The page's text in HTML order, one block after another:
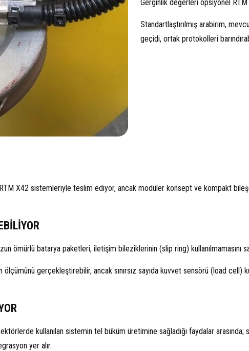
Gerginlik değerleri opsiyonel
Standartlaştırılmış arabirim,
geçidi, ortak protokolleri
RTM X42 sistemleriyle teslim ediyor, ancak modüler konsept ve kompakt
ömürlü batarya paketleri, iletişim bileziklerinin (slip ring) kullanılmamasını
gerçekleştirebilir, ancak sınırsız sayıda kuvvet sensörü (load cell)
kullanılan sistemin tel büküm üretimine sağladığı faydalar
yer alır.